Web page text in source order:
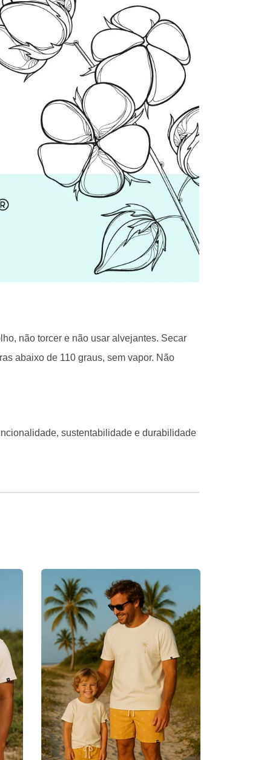
não torcer e não usar alvejantes. Secar
abaixo de 110 graus, sem vapor. Não
sustentabilidade e durabilidade